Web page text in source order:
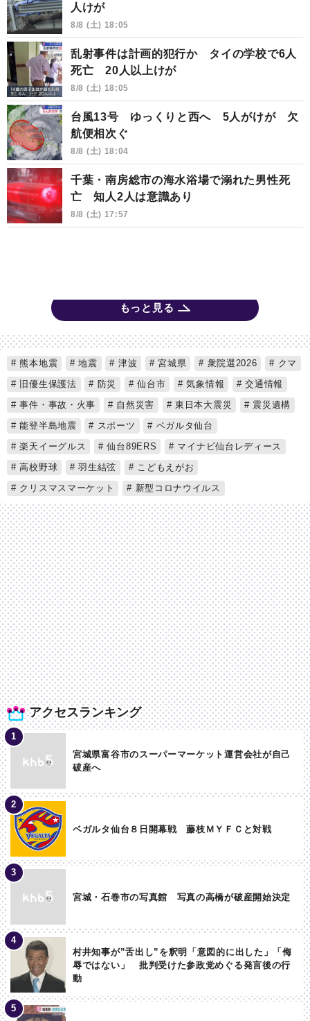
人けが
8/8 (土) 18:05
乱射事件は計画的犯行か タイの学校で6人
死亡 20人以上けが
8/8 (土) 18:05
台風13号 ゆっくりと西へ 5人がけが 欠
航便相次ぐ
8/8 (土) 18:04
千葉・南房総市の海水浴場で溺れた男性死
亡 知人2人は意識あり
8/8 (土) 17:57
もっと見る
アクセスランキング
宮城県富谷市のスーパーマーケット運営会社が自己
破産へ
ベガルタ仙台８日開幕戦 藤枝ＭＹＦＣと対戦
宮城・石巻市の写真館 写真の高橋が破産開始決定
村井知事が”舌出し”を釈明「意図的に出した」「侮
辱ではない」 批判受けた参政党めぐる発言後の行
動
熊本地震 地震 津波 宮城県 衆院選2026
クマ
旧優生保護法
防災 仙台市 気象情報
交通情報
事件・事故・火事
自然災害 東日本大震災
震災遺構
能登半島地震
スポーツ
ベガルタ仙台
楽天イーグルス
仙台89ERS
マイナビ仙台レディース
高校野球
羽生結弦
こどもえがお
クリスマスマーケット
新型コロナウイルス